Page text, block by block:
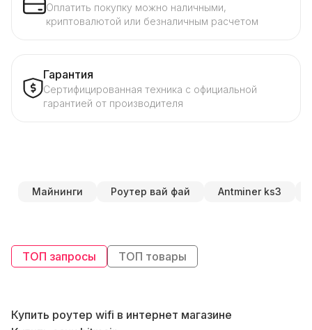
Оплатить покупку можно наличными,
криптовалютой или безналичным расчетом
Гарантия
Сертифицированная техника с официальной
гарантией от производителя
Майнинги Роутер вай фай Antminer ks3
ТОП запросы ТОП товары
Купить роутер wifi в интернет магазине